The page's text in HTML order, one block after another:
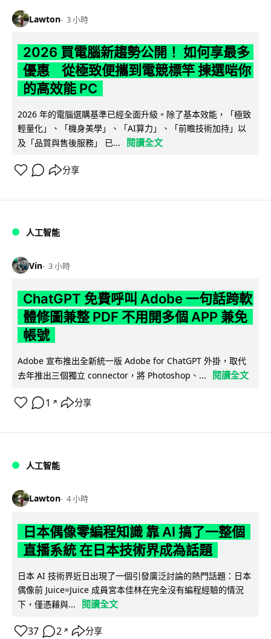
Lawton 3 小時
2026 買電腦新趨勢公開！ 如何享最多
優惠 從極致便攜到電競標竿 揀選啱你
的高效能 PC
2026 年的電腦選購基準已經全面升級。除了基本效能，「極致
輕量化」、「機身美學」、「AI算力」、「前瞻技術加持」以
及「品質與售後服務」 已...
閱讀全文
分享
人工智能
Vin 3 小時
ChatGPT 免費呼叫 Adobe 一句話跨軟
體修圖兼整 PDF 不用開多個 APP 兼免
帳號
Adobe 宣布推出全新統一版 Adobe for ChatGPT 外掛，取代
去年推出三個獨立 connector，將 Photoshop、...
閱讀全文
1 ↗ 分享
人工智能
Lawton 4 小時
日本偶像零編程知識 靠 AI 搞了一整個
直播系統 在日本技術界成為話題
日本 AI 技術界近日出現了一個引發廣泛討論的熱門話題：日本
偶像前 Juice=Juice 成員宮本佳林在完全沒有編程經驗的情況
下，僅憑藉與...
閱讀全文
37 2 ↗ 分享